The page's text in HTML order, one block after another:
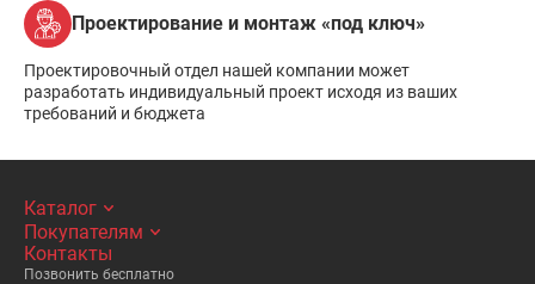
Проектирование и монтаж «под ключ»
Проектировочный отдел нашей компании может
разработать индивидуальный проект исходя из ваших
требований и бюджета
Каталог
Покупателям
Контакты
Позвонить бесплатно